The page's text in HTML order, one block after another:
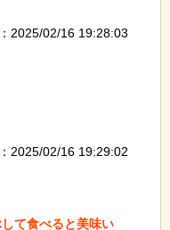
2025/02/16 19:28:03
2025/02/16 19:29:02
て食べると美味い